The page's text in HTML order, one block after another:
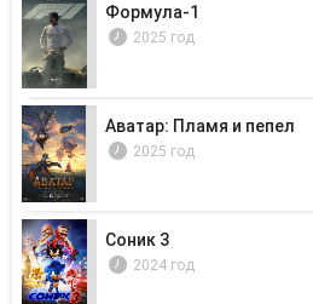
Формула-1
2025 год
Аватар: Пламя и пепел
2025 год
Соник 3
2024 год